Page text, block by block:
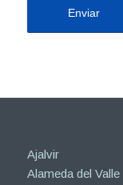
Ajalvir
Alameda del Valle